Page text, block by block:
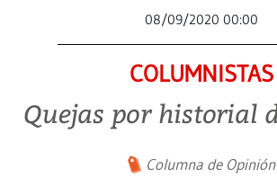
08/09/2020 00:00
COLUMNISTAS
Quejas por historial
Columna de Opinión